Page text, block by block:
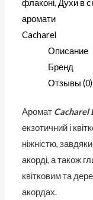
флаконі,Духи в
аромати
Cacharel
Описание
Бренд
Отзывы (0)
Аромат Cacharel
екзотичний і
ніжністю,
акорді, а також
квітковим та
акордах.